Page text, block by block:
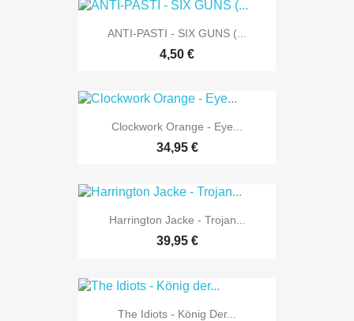
ANTI-PASTI - SIX GUNS (...
4,50 €
Clockwork Orange - Eye...
34,95 €
Harrington Jacke - Trojan...
39,95 €
The Idiots - König Der...